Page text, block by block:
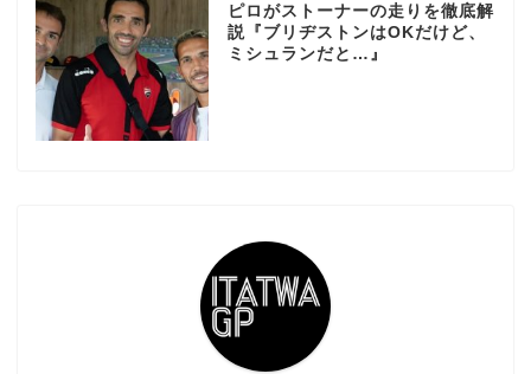
ピロがストーナーの走りを徹底解
説『ブリヂストンはOKだけど、
ミシュランだと…』